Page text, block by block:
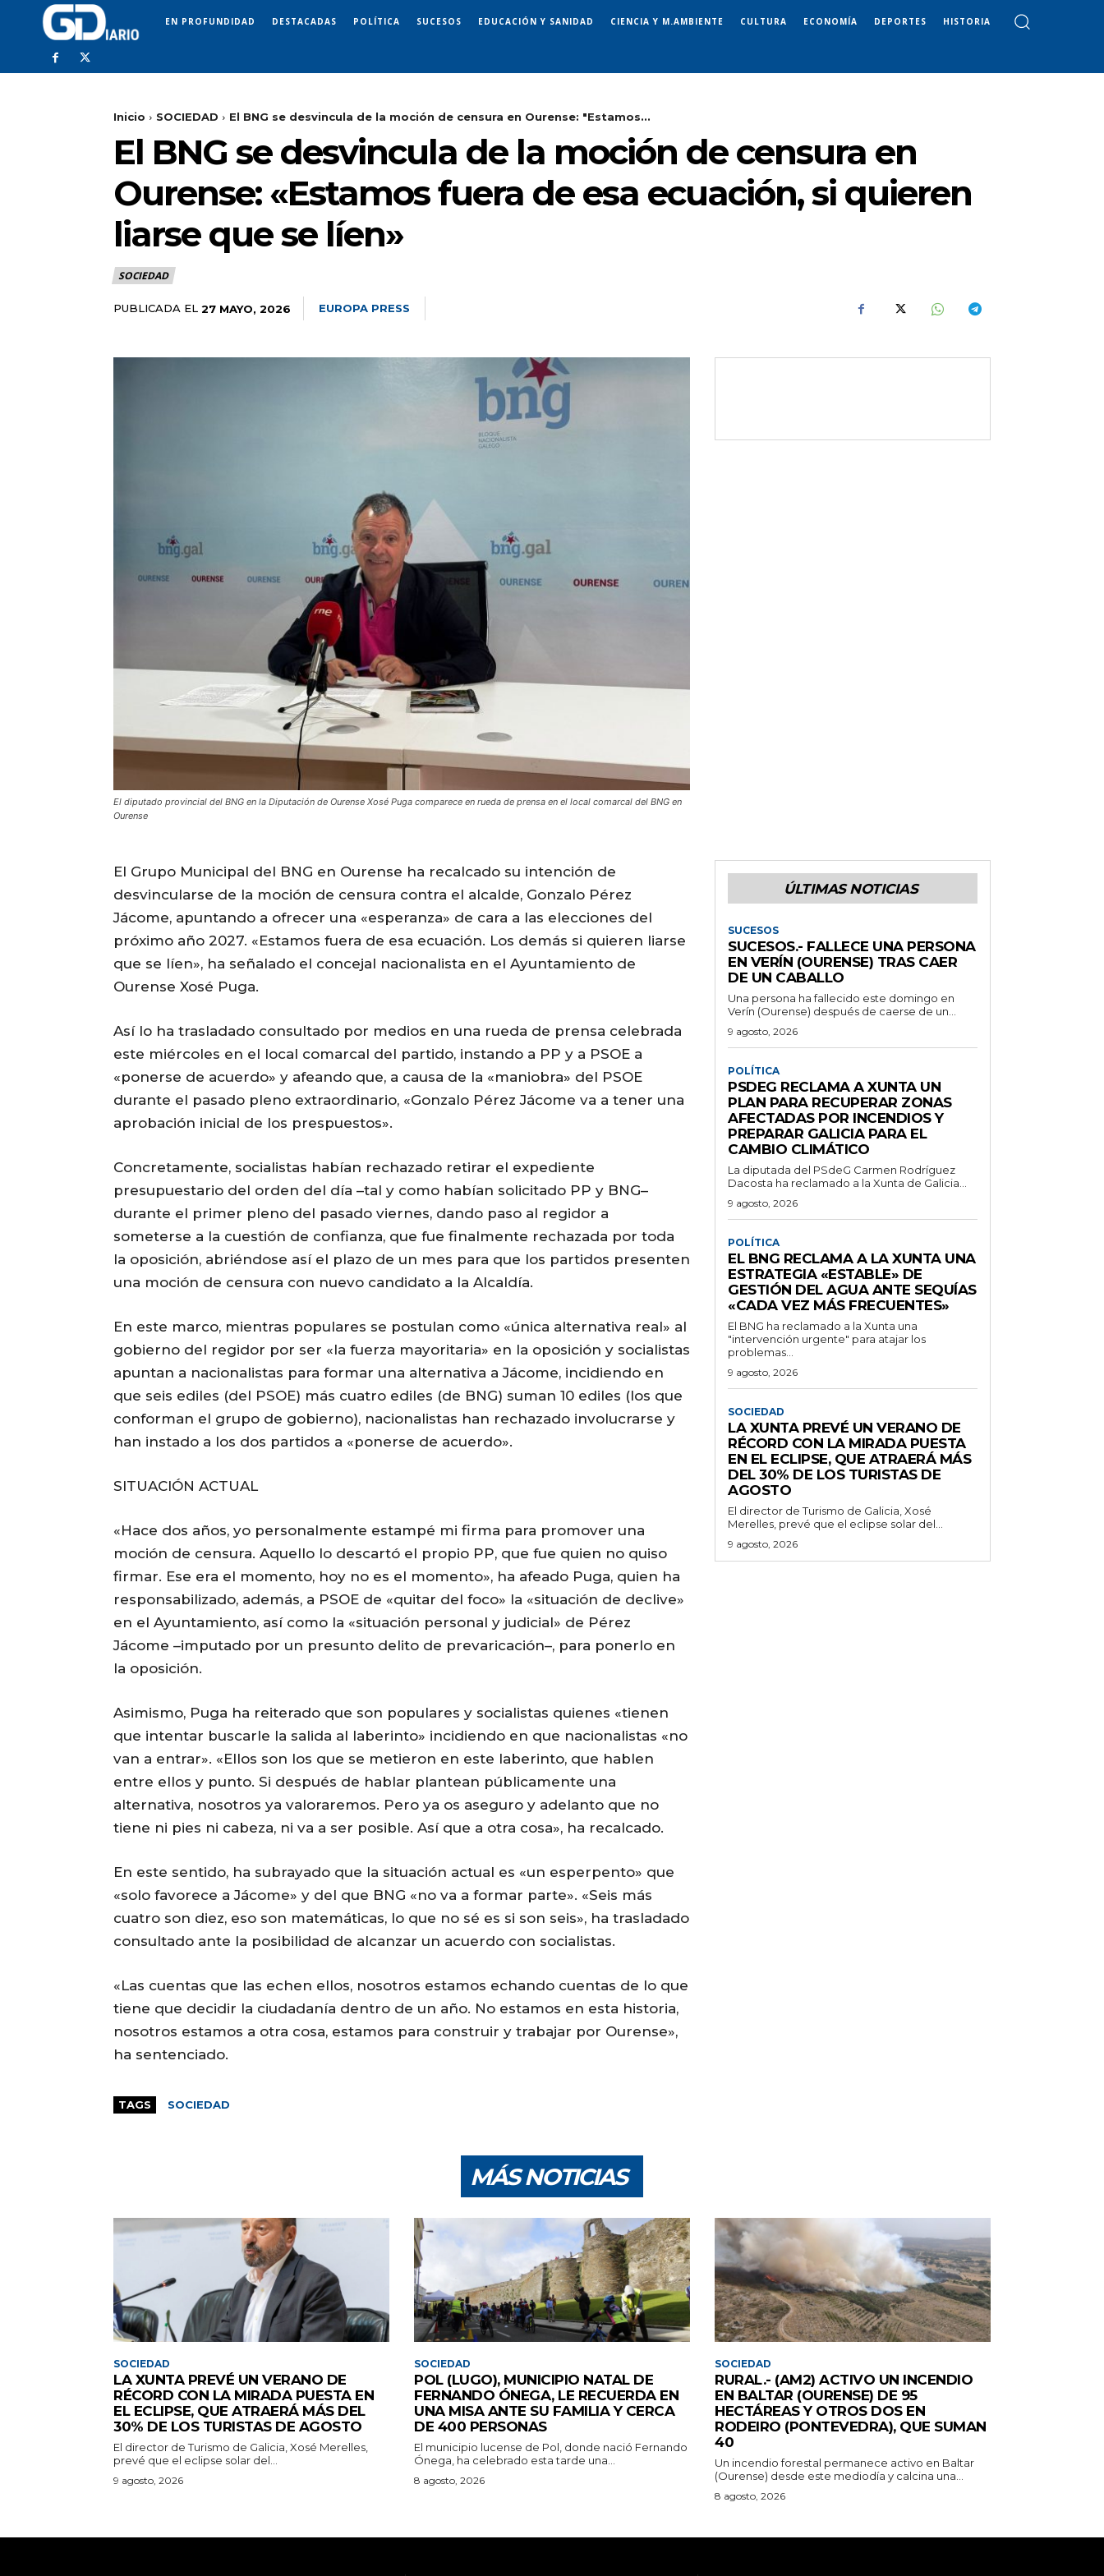
EN PROFUNDIDAD DESTACADAS POLÍTICA SUCESOS EDUCACIÓN Y SANIDAD CIENCIA Y M.AMBIENTE CULTURA ECONOMÍA DEPORTES HISTORIA
Inicio SOCIEDAD El BNG se desvincula de la moción de censura en Ourense: "Estamos...
El BNG se desvincula de la moción de censura en
Ourense: «Estamos fuera de esa ecuación, si quieren
liarse que se líen»
SOCIEDAD
PUBLICADA EL 27 MAYO, 2026 EUROPA PRESS
El diputado provincial del BNG en la Diputación de Ourense Xosé Puga comparece en rueda de prensa en el local comarcal del BNG en
Ourense
El Grupo Municipal del BNG en Ourense ha recalcado su intención de
desvincularse de la moción de censura contra el alcalde, Gonzalo Pérez
Jácome, apuntando a ofrecer una «esperanza» de cara a las elecciones del
próximo año 2027. «Estamos fuera de esa ecuación. Los demás si quieren liarse
que se líen», ha señalado el concejal nacionalista en el Ayuntamiento de
Ourense Xosé Puga.
Así lo ha trasladado consultado por medios en una rueda de prensa celebrada
este miércoles en el local comarcal del partido, instando a PP y a PSOE a
«ponerse de acuerdo» y afeando que, a causa de la «maniobra» del PSOE
durante el pasado pleno extraordinario, «Gonzalo Pérez Jácome va a tener una
aprobación inicial de los prespuestos».
Concretamente, socialistas habían rechazado retirar el expediente
presupuestario del orden del día –tal y como habían solicitado PP y BNG–
durante el primer pleno del pasado viernes, dando paso al regidor a
someterse a la cuestión de confianza, que fue finalmente rechazada por toda
la oposición, abriéndose así el plazo de un mes para que los partidos presenten
una moción de censura con nuevo candidato a la Alcaldía.
En este marco, mientras populares se postulan como «única alternativa real» al
gobierno del regidor por ser «la fuerza mayoritaria» en la oposición y socialistas
apuntan a nacionalistas para formar una alternativa a Jácome, incidiendo en
que seis ediles (del PSOE) más cuatro ediles (de BNG) suman 10 ediles (los que
conforman el grupo de gobierno), nacionalistas han rechazado involucrarse y
han instado a los dos partidos a «ponerse de acuerdo».
SITUACIÓN ACTUAL
«Hace dos años, yo personalmente estampé mi firma para promover una
moción de censura. Aquello lo descartó el propio PP, que fue quien no quiso
firmar. Ese era el momento, hoy no es el momento», ha afeado Puga, quien ha
responsabilizado, además, a PSOE de «quitar del foco» la «situación de declive»
en el Ayuntamiento, así como la «situación personal y judicial» de Pérez
Jácome –imputado por un presunto delito de prevaricación–, para ponerlo en
la oposición.
Asimismo, Puga ha reiterado que son populares y socialistas quienes «tienen
que intentar buscarle la salida al laberinto» incidiendo en que nacionalistas «no
van a entrar». «Ellos son los que se metieron en este laberinto, que hablen
entre ellos y punto. Si después de hablar plantean públicamente una
alternativa, nosotros ya valoraremos. Pero ya os aseguro y adelanto que no
tiene ni pies ni cabeza, ni va a ser posible. Así que a otra cosa», ha recalcado.
En este sentido, ha subrayado que la situación actual es «un esperpento» que
«solo favorece a Jácome» y del que BNG «no va a formar parte». «Seis más
cuatro son diez, eso son matemáticas, lo que no sé es si son seis», ha trasladado
consultado ante la posibilidad de alcanzar un acuerdo con socialistas.
«Las cuentas que las echen ellos, nosotros estamos echando cuentas de lo que
tiene que decidir la ciudadanía dentro de un año. No estamos en esta historia,
nosotros estamos a otra cosa, estamos para construir y trabajar por Ourense»,
ha sentenciado.
TAGS SOCIEDAD
ÚLTIMAS NOTICIAS
SUCESOS
SUCESOS.- FALLECE UNA PERSONA
EN VERÍN (OURENSE) TRAS CAER
DE UN CABALLO
Una persona ha fallecido este domingo en
Verín (Ourense) después de caerse de un...
9 agosto, 2026
POLÍTICA
PSDEG RECLAMA A XUNTA UN
PLAN PARA RECUPERAR ZONAS
AFECTADAS POR INCENDIOS Y
PREPARAR GALICIA PARA EL
CAMBIO CLIMÁTICO
La diputada del PSdeG Carmen Rodríguez
Dacosta ha reclamado a la Xunta de Galicia...
9 agosto, 2026
POLÍTICA
EL BNG RECLAMA A LA XUNTA UNA
ESTRATEGIA «ESTABLE» DE
GESTIÓN DEL AGUA ANTE SEQUÍAS
«CADA VEZ MÁS FRECUENTES»
El BNG ha reclamado a la Xunta una
"intervención urgente" para atajar los
problemas...
9 agosto, 2026
SOCIEDAD
LA XUNTA PREVÉ UN VERANO DE
RÉCORD CON LA MIRADA PUESTA
EN EL ECLIPSE, QUE ATRAERÁ MÁS
DEL 30% DE LOS TURISTAS DE
AGOSTO
El director de Turismo de Galicia, Xosé
Merelles, prevé que el eclipse solar del...
9 agosto, 2026
MÁS NOTICIAS
SOCIEDAD
LA XUNTA PREVÉ UN VERANO DE
RÉCORD CON LA MIRADA PUESTA EN
EL ECLIPSE, QUE ATRAERÁ MÁS DEL
30% DE LOS TURISTAS DE AGOSTO
El director de Turismo de Galicia, Xosé Merelles,
prevé que el eclipse solar del...
9 agosto, 2026
SOCIEDAD
POL (LUGO), MUNICIPIO NATAL DE
FERNANDO ÓNEGA, LE RECUERDA EN
UNA MISA ANTE SU FAMILIA Y CERCA
DE 400 PERSONAS
El municipio lucense de Pol, donde nació Fernando
Ónega, ha celebrado esta tarde una...
8 agosto, 2026
SOCIEDAD
RURAL.- (AM2) ACTIVO UN INCENDIO
EN BALTAR (OURENSE) DE 95
HECTÁREAS Y OTROS DOS EN
RODEIRO (PONTEVEDRA), QUE SUMAN
40
Un incendio forestal permanece activo en Baltar
(Ourense) desde este mediodía y calcina una...
8 agosto, 2026